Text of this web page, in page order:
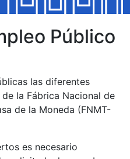
Público
las diferentes
la Fábrica Nacional de
de la Moneda (FNMT-
es necesario